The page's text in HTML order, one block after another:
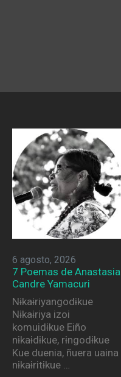
6 agosto, 2026
7 Poemas de Anastasia
Candre Yamacuri
Nɨkaɨriyangodɨkue
Nɨkaɨriya izoi
komuidɨkue Eiño
nɨkaɨdɨkue, rɨngodɨkue
Kue duenia, ñuera uaina
nɨkaɨritɨkue …